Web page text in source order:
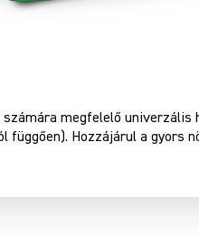
számára megfelelő
függően). Hozzájárul a gyors